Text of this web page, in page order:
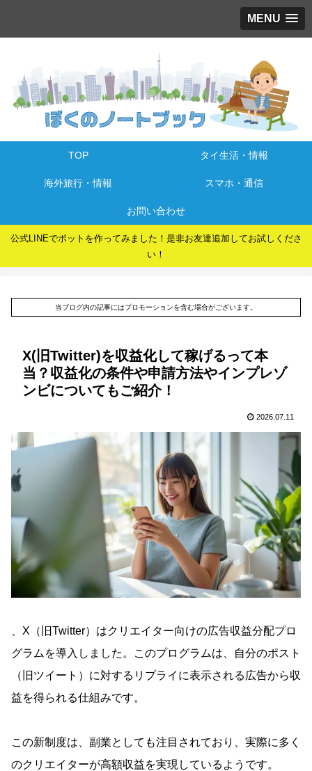
MENU
TOP タイ生活・情報
海外旅行・情報 スマホ・通信
お問い合わせ
公式LINEでボットを作ってみました！是非お友達追加してお試しくださ
い！
当ブログ内の記事にはプロモーションを含む場合がございます。
X(旧Twitter)を収益化して稼げるって本
当？収益化の条件や申請方法やインプレゾ
ンビについてもご紹介！
2026.07.11
、X（旧Twitter）はクリエイター向けの広告収益分配プロ
グラムを導入しました。このプログラムは、自分のポスト
（旧ツイート）に対するリプライに表示される広告から収
益を得られる仕組みです。
この新制度は、副業としても注目されており、実際に多く
のクリエイターが高額収益を実現しているようです。